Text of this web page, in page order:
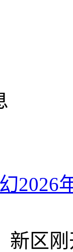
2026
新区